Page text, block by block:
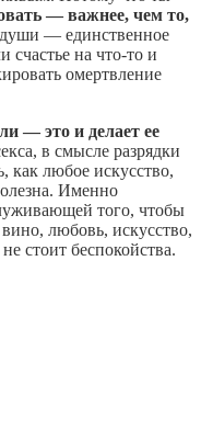
— важнее, чем то,
— единственное
счастье на что-то и
омертвление
— это и делает ее
в смысле разрядки
как любое искусство,
Именно
того, чтобы
любовь, искусство,
стоит беспокойства.